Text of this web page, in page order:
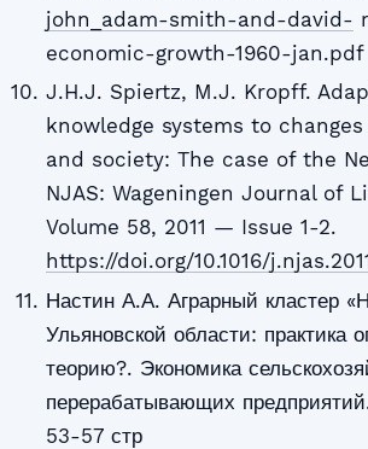
john_adam-smith-and-david-
economic-growth-1960-jan.pdf
J.H.J. Spiertz, M.J. Kropff.
knowledge systems to
and society: The case of the
NJAS: Wageningen Journal of
Volume 58, 2011 — Issue 1-2.
https://doi.org/10.1016/
Настин А.А. Аграрный кластер
Ульяновской области: практика
теорию?. Экономика
перерабатывающих
53-57 стр